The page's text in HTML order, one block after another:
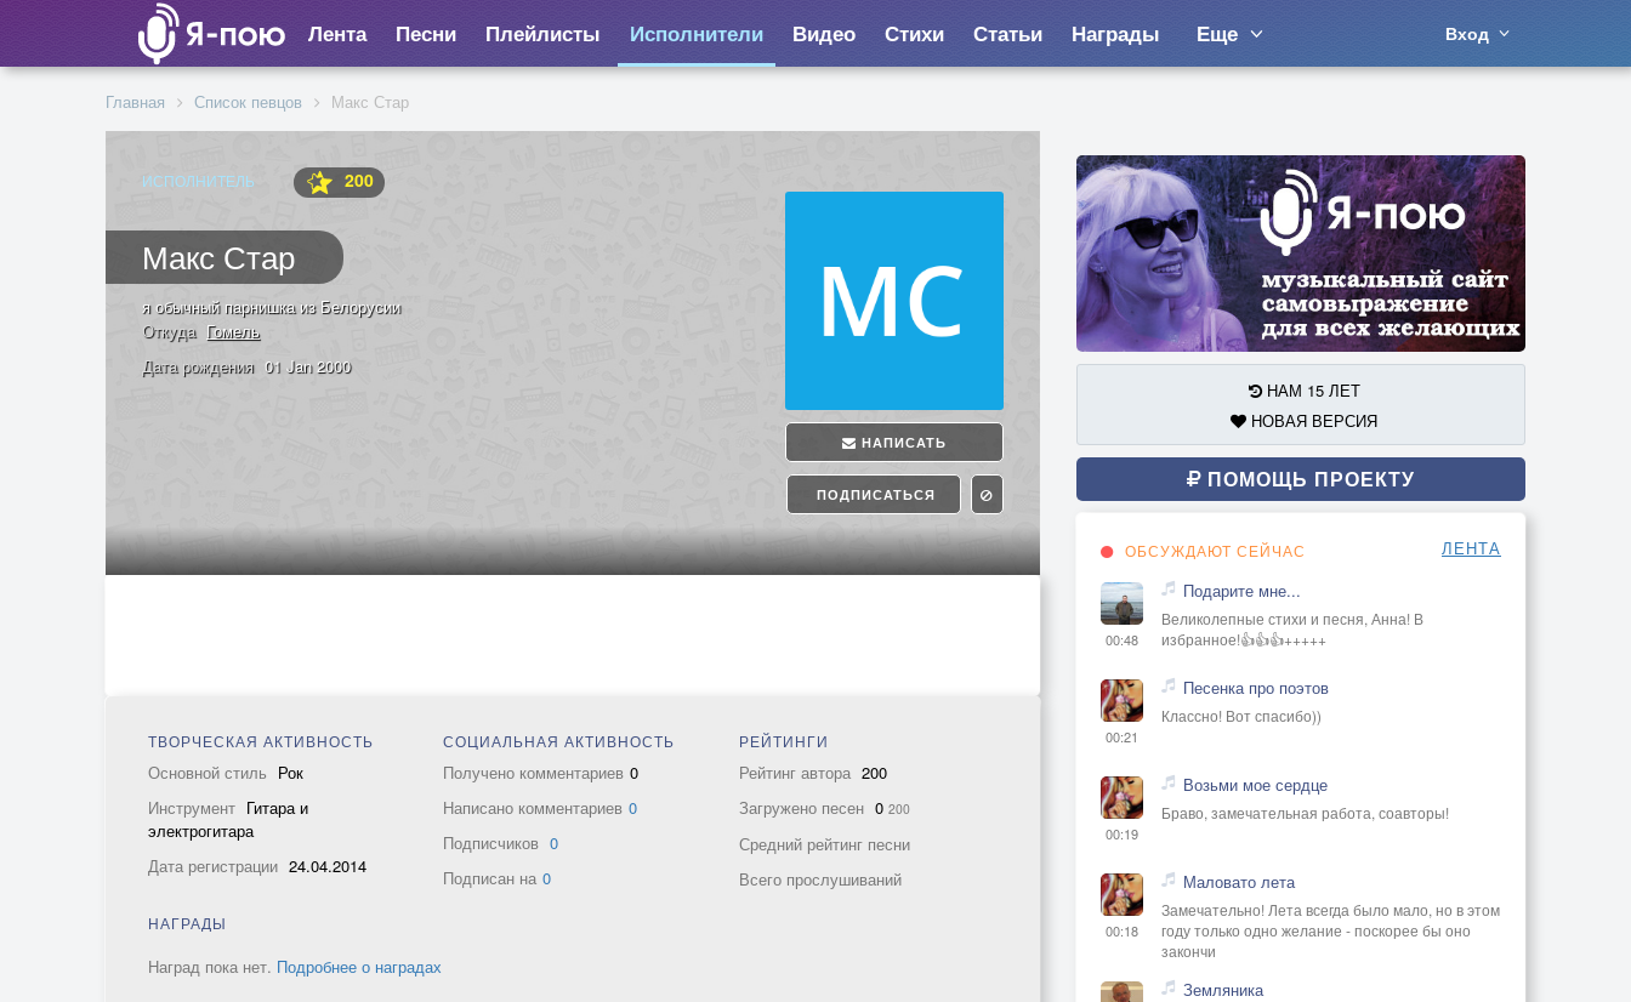
Лента Песни Плейлисты Исполнители Видео Стихи Статьи Награды Еще Вход
Главная Список певцов Макс Стар
ИСПОЛНИТЕЛЬ 200
Макс Стар
НАПИСАТЬ
ПОДПИСАТЬСЯ
я обычный парнишка из Белорусии
Откуда Гомель
Дата рождения 01 Jan 2000
ТВОРЧЕСКАЯ АКТИВНОСТЬ
Основной стиль Рок
Инструмент Гитара и
электрогитара
Дата регистрации 24.04.2014
СОЦИАЛЬНАЯ АКТИВНОСТЬ
Получено комментариев 0
Написано комментариев 0
Подписчиков 0
Подписан на 0
РЕЙТИНГИ
Рейтинг автора 200
Загружено песен 0 200
Средний рейтинг песни
Всего прослушиваний
НАГРАДЫ
Наград пока нет. Подробнее о наградах
НАМ 15 ЛЕТ
НОВАЯ ВЕРСИЯ
ПОМОЩЬ ПРОЕКТУ
ОБСУЖДАЮТ СЕЙЧАС ЛЕНТА
00:48
Подарите мне...
Великолепные стихи и песня, Анна! В
избранное!👍👍👍+++++
00:21
Песенка про поэтов
Классно! Вот спасибо))
00:19
Возьми мое сердце
Браво, замечательная работа, соавторы!
00:18
Маловато лета
Замечательно! Лета всегда было мало, но в этом
году только одно желание - поскорее бы оно
закончи
Земляника